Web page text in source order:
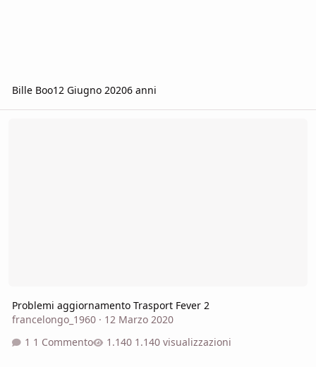
Bille Boo12 Giugno 20206 anni
Problemi aggiornamento Trasport Fever 2
francelongo_1960· 12 Marzo 2020
1 Commento
1.140 visualizzazioni